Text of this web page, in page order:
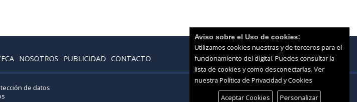
NOSOTROS PUBLICIDAD CONTACTO
de datos
Aviso sobre el Uso de cookies:
Utilizamos cookies nuestras y de terceros para el
funcionamiento del digital. Puedes consultar la
lista de cookies y como desconectarlas. Ver
nuestra Política de Privacidad y Cookies
Aceptar Cookies
Personalizar